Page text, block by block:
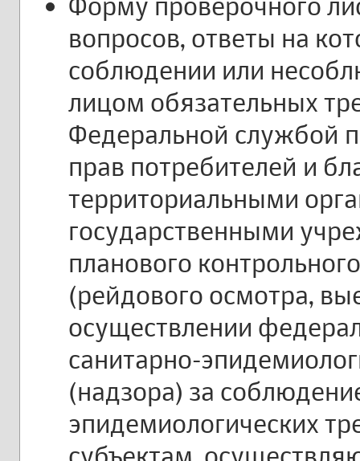
вопросов, ответы на
соблюдении или
лицом обязательных
Федеральной службой
прав потребителей и
территориальными
государственными
планового
(рейдового осмотра,
осуществлении
санитарно-
(надзора) за
эпидемиологических